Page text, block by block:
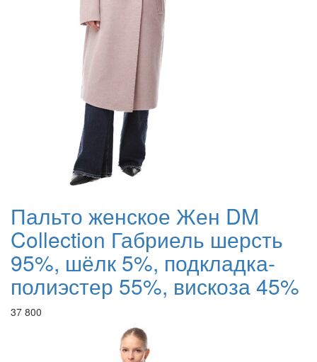
Пальто женское Жен DM
Collection Габриель шерсть
95%, шёлк 5%, подкладка-
полиэстер 55%, вискоза 45%
37 800